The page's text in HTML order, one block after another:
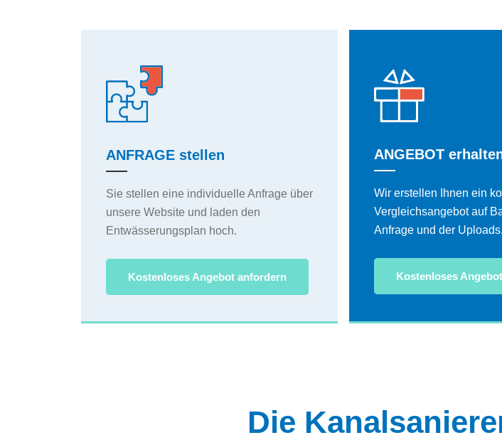
ANFRAGE stellen
Sie stellen eine individuelle Anfrage über
unsere Website und laden den
Entwässerungsplan hoch.
Kostenloses Angebot anfordern
ANGEBOT
Wir erstellen Ihnen ein
Vergleichsangebot auf
Anfrage und der Uploads.
Kostenloses
Die